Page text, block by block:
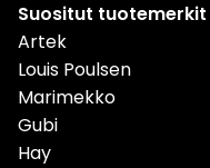
Suositut tuotemerkit
Artek
Louis Poulsen
Marimekko
Gubi
Hay